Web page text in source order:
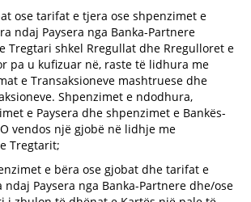
ose tarifat e tjera ose shpenzimet e
ndaj Paysera nga Banka-Partnere
Tregtari shkel Rregullat dhe Rregulloret e
pa u kufizuar në, raste të lidhura me
e Transaksioneve mashtruese dhe
Shpenzimet e ndodhura,
e Paysera dhe shpenzimet e Bankës-
vendos një gjobë në lidhje me
Tregtarit;
e bëra ose gjobat dhe tarifat e
Paysera nga Banka-Partnere dhe/ose